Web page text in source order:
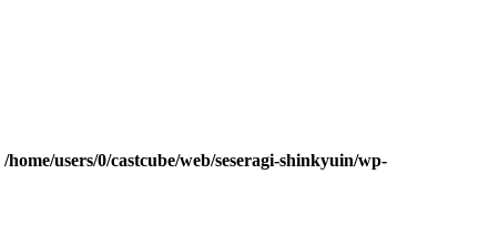
/home/users/0/castcube/web/seseragi-shinkyuin/wp-